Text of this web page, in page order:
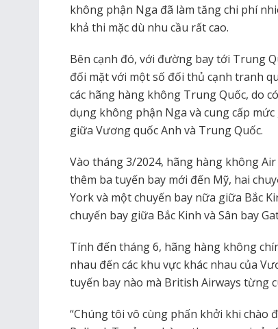
không phận Nga đã làm tăng chi phí
khả thi mặc dù nhu cầu rất cao.
Bên cạnh đó, với đường bay tới Trung
đối mặt với một số đối thủ cạnh tranh
các hãng hàng không Trung Quốc, do
dụng không phận Nga và cung cấp
giữa Vương quốc Anh và Trung Quốc.
Vào tháng 3/2024, hãng hàng không
thêm ba tuyến bay mới đến Mỹ, hai
York và một chuyến bay nữa giữa Bắc
chuyến bay giữa Bắc Kinh và Sân bay
Tính đến tháng 6, hãng hàng không
nhau đến các khu vực khác nhau của
tuyến bay nào mà British Airways từng
“Chúng tôi vô cùng phấn khởi khi chào